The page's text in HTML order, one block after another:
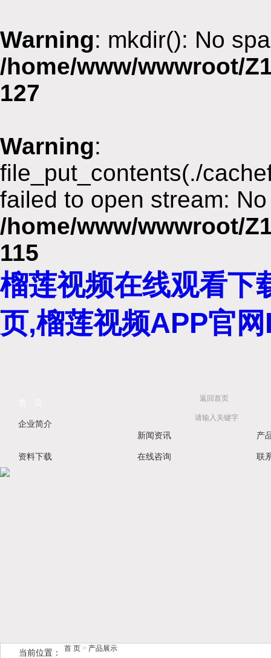
Warning: mkdir(): No
/home/www/wwwroot/
127
Warning:
file_put_contents(./
failed to open stream:
/home/www/wwwroot/
115
榴莲视频在线观看下
页,榴莲视频APP官
鹤壁市榴莲视频在线观看下载仪器仪表有限公司
返回首页
企业简介
新闻资讯
产
资料下载 在线咨询 联
当前位置： 首 页 > 产品展示